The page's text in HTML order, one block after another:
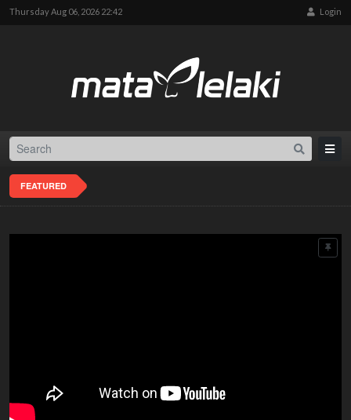
Thursday Aug 06, 2026 22:42 Login
FEATURED